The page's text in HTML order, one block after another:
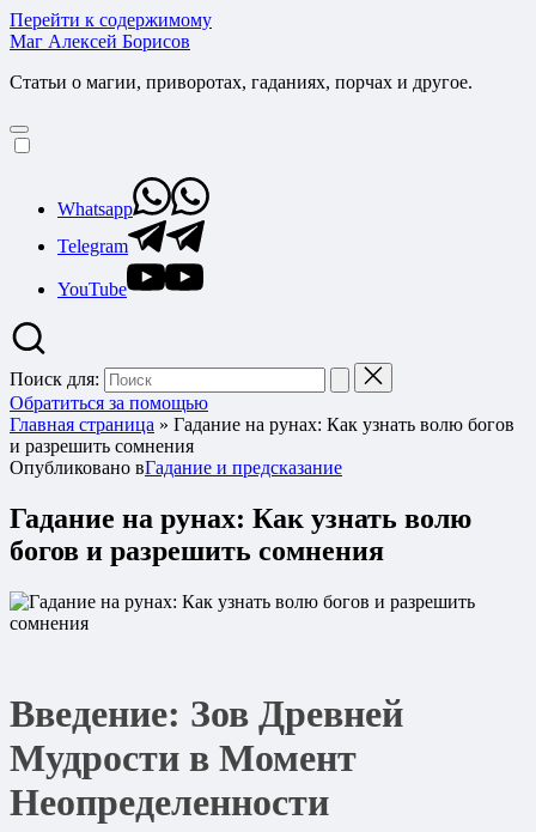
Перейти к содержимому
Маг Алексей Борисов
Статьи о магии, приворотах, гаданиях, порчах и другое.
Whatsapp
Telegram
YouTube
Поиск для:
Обратиться за помощью
Главная страница » Гадание на рунах: Как узнать волю богов
и разрешить сомнения
Опубликовано вГадание и предсказание
Гадание на рунах: Как узнать волю
богов и разрешить сомнения
Введение: Зов Древней
Мудрости в Момент
Неопределенности